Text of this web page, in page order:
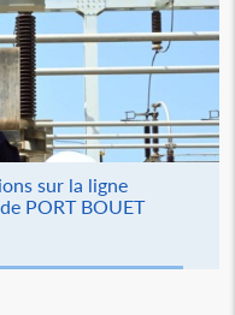
sur la ligne
PORT BOUET